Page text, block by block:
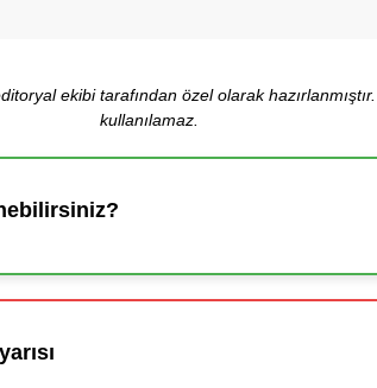
ekibi tarafından özel olarak
kullanılamaz.